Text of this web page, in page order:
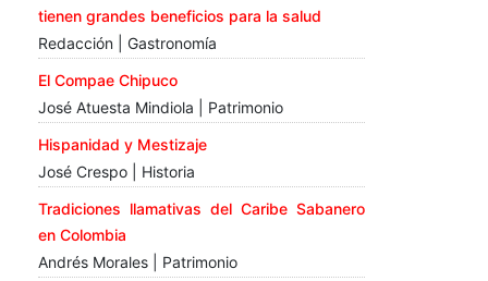
tienen grandes beneficios para la salud
Redacción | Gastronomía
El Compae Chipuco
José Atuesta Mindiola | Patrimonio
Hispanidad y Mestizaje
José Crespo | Historia
Tradiciones llamativas del Caribe Sabanero
en Colombia
Andrés Morales | Patrimonio